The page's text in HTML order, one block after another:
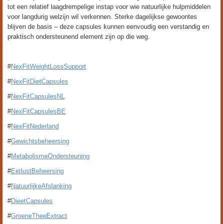
tot een relatief laagdrempelige instap voor wie natuurlijke hulpmiddelen
voor langdurig welzijn wil verkennen. Sterke dagelijkse gewoontes
blijven de basis – deze capsules kunnen eenvoudig een verstandig en
praktisch ondersteunend element zijn op die weg.
#NexFitWeightLossSupport
#NexFitDietCapsules
#NexFitCapsulesNL
#NexFitCapsulesBE
#NexFitNederland
#Gewichtsbeheersing
#MetabolismeOndersteuning
#EetlustBeheersing
#NatuurlijkeAfslanking
#DieetCapsules
#GroeneTheeExtract